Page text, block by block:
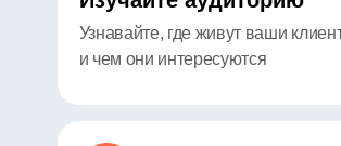
Узнавайте, где живут ваши
и чем они интересуются
которые видит